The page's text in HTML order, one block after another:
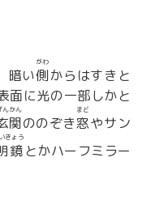
暗い側
がわ
からはすきと
面に光の一部しかと
関
んかん
ののぞき窓
まど
やサン
鏡
きょう
とかハーフミラー